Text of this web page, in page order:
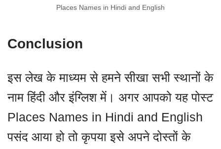
Places Names in Hindi and English
Conclusion
इस लेख के माध्यम से हमने सीखा सभी स्थानों के
नाम हिंदी और इंग्लिश में। अगर आपको यह पोस्ट
Places Names in Hindi and English
पसंद आया हो तो कृपया इसे अपने दोस्तों के